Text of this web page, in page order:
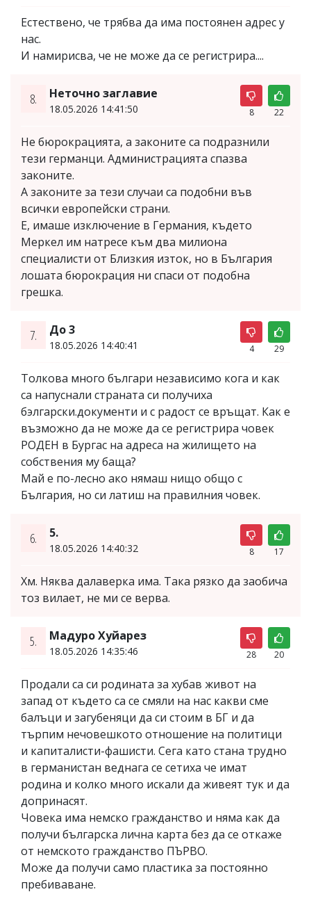
Естествено, че трябва да има постоянен адрес у
нас.
И намирисва, че не може да се регистрира....
8. Неточно заглавие
18.05.2026 14:41:50 8 22
Не бюрокрацията, а законите са подразнили
тези германци. Администрацията спазва
законите.
А законите за тези случаи са подобни във
всички европейски страни.
Е, имаше изключение в Германия, където
Меркел им натресе към два милиона
специалисти от Близкия изток, но в България
лошата бюрокрация ни спаси от подобна
грешка.
7. До 3
18.05.2026 14:40:41 4 29
Толкова много българи независимо кога и как
са напуснали страната си получиха
бэлгарски.документи и с радост се връщат. Как е
възможно да не може да се регистрира човек
РОДЕН в Бургас на адреса на жилището на
собствения му баща?
Май е по-лесно ако нямаш нищо общо с
България, но си латиш на правилния човек.
6. 5.
18.05.2026 14:40:32 8 17
Хм. Няква далаверка има. Така рязко да заобича
тоз вилает, не ми се верва.
5. Мадуро Хуйарез
18.05.2026 14:35:46 28 20
Продали са си родината за хубав живот на
запад от където са се смяли на нас какви сме
балъци и загубеняци да си стоим в БГ и да
търпим нечовешкото отношение на политици
и капиталисти-фашисти. Сега като стана трудно
в германистан веднага се сетиха че имат
родина и колко много искали да живеят тук и да
допринасят.
Човека има немско гражданство и няма как да
получи българска лична карта без да се откаже
от немското гражданство ПЪРВО.
Може да получи само пластика за постоянно
пребиваване.